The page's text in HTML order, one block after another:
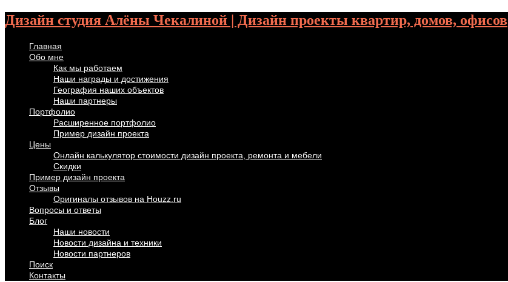
Дизайн студия Алёны Чекалиной | Дизайн проекты квартир, домов, офисов
Главная
Обо мне
Как мы работаем
Наши награды и достижения
География наших объектов
Наши партнеры
Портфолио
Расширенное портфолио
Пример дизайн проекта
Цены
Онлайн калькулятор стоимости дизайн проекта, ремонта и мебели
Скидки
Пример дизайн проекта
Отзывы
Оригиналы отзывов на Houzz.ru
Вопросы и ответы
Блог
Наши новости
Новости дизайна и техники
Новости партнеров
Поиск
Контакты